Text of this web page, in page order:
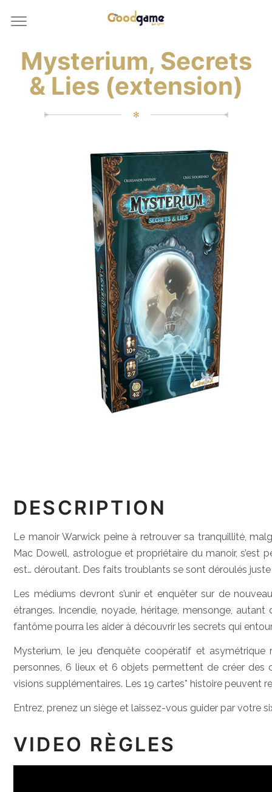
Mysterium, Secrets
& Lies (extension)
✻
DESCRIPTION
Le manoir Warwick peine à retrouver sa tranquillité,
Mac Dowell, astrologue et propriétaire du manoir, s’est
est… déroutant. Des faits troublants se sont déroulés
Les médiums devront s’unir et enquêter sur de
étranges. Incendie, noyade, héritage, mensonge,
fantôme pourra les aider à découvrir les secrets qui
Mysterium, le jeu d’enquête coopératif et
personnes, 6 lieux et 6 objets permettent de créer
visions supplémentaires. Les 19 cartes* histoire peuvent
Entrez, prenez un siège et laissez-vous guider par votre
VIDEO RÈGLES